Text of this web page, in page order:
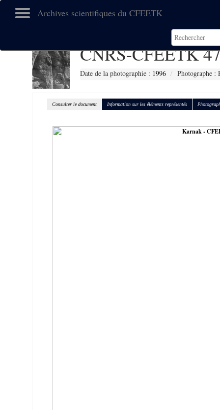
Archives scientifiques du CFEETK
CNRS-CFEETK
Date de la photographie : 1996 Photographe :
Consulter le document Information sur les éléments représentés